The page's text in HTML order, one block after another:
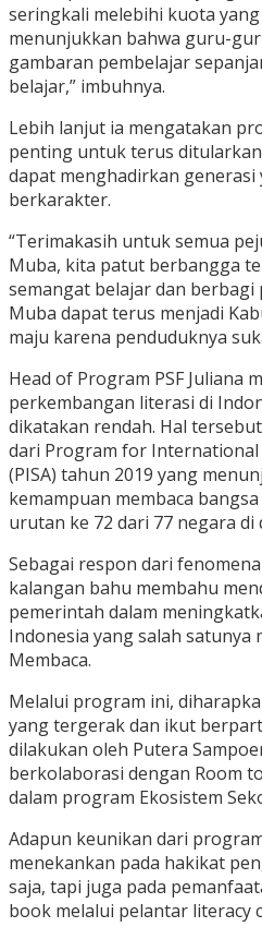
seringkali melebihi kuota
menunjukkan bahwa guru-
gambaran pembelajar
belajar,” imbuhnya.
Lebih lanjut ia mengatakan
penting untuk terus
dapat menghadirkan generasi
berkarakter.
“Terimakasih untuk semua
Muba, kita patut berbangga
semangat belajar dan
Muba dapat terus menjadi
maju karena penduduknya
Head of Program PSF Juliana
perkembangan literasi di
dikatakan rendah. Hal
dari Program for International
(PISA) tahun 2019 yang
kemampuan membaca
urutan ke 72 dari 77 negara di
Sebagai respon dari
kalangan bahu membahu
pemerintah dalam
Indonesia yang salah satunya
Membaca.
Melalui program ini,
yang tergerak dan ikut
dilakukan oleh Putera
berkolaborasi dengan Room
dalam program Ekosistem
Adapun keunikan dari
menekankan pada hakikat
saja, tapi juga pada
book melalui pelantar literacy